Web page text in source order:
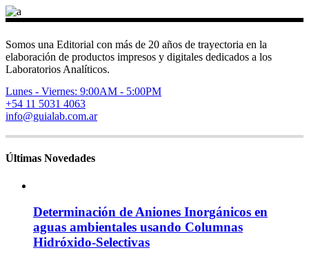
Somos una Editorial con más de 20 años de trayectoria en la
elaboración de productos impresos y digitales dedicados a los
Laboratorios Analíticos.
Lunes - Viernes: 9:00AM - 5:00PM
+54 11 5031 4063
info@guialab.com.ar
Últimas Novedades
Determinación de Aniones Inorgánicos en
aguas ambientales usando Columnas
Hidróxido-Selectivas